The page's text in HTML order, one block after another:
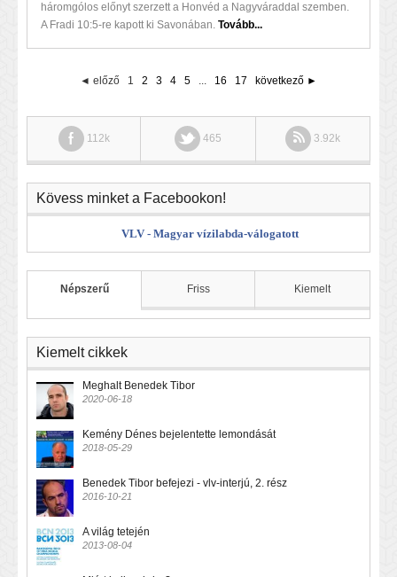
háromgólos előnyt szerzett a Honvéd a Nagyváraddal szemben.
A Fradi 10:5-re kapott ki Savonában. Tovább...
◄ előző 1 2 3 4 5 ... 16 17 következő ►
112k 465 3.92k
Kövess minket a Facebookon!
VLV - Magyar vízilabda-válogatott
Népszerű Friss Kiemelt
Kiemelt cikkek
Meghalt Benedek Tibor
2020-06-18
Kemény Dénes bejelentette lemondását
2018-05-29
Benedek Tibor befejezi - vlv-interjú, 2. rész
2016-10-21
A világ tetején
2013-08-04